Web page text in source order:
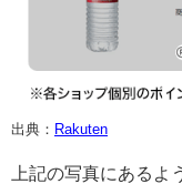
出典： Rakuten
上記の写真にあるよ